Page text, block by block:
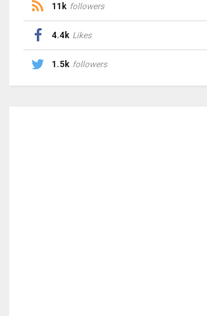
11k followers
4.4k Likes
1.5k followers